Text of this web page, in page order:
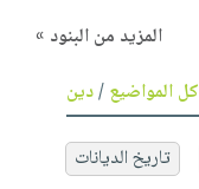
المزيد من البنود »
كل المواضيع/دين
تاريخ الديانات